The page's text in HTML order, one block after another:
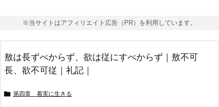
※当サイトはアフィリエイト広告（PR）を利用しています。
敖は長ずべからず、欲は従にすべからず｜敖不可
長、欲不可従｜礼記｜
 第四章 着実に生きる